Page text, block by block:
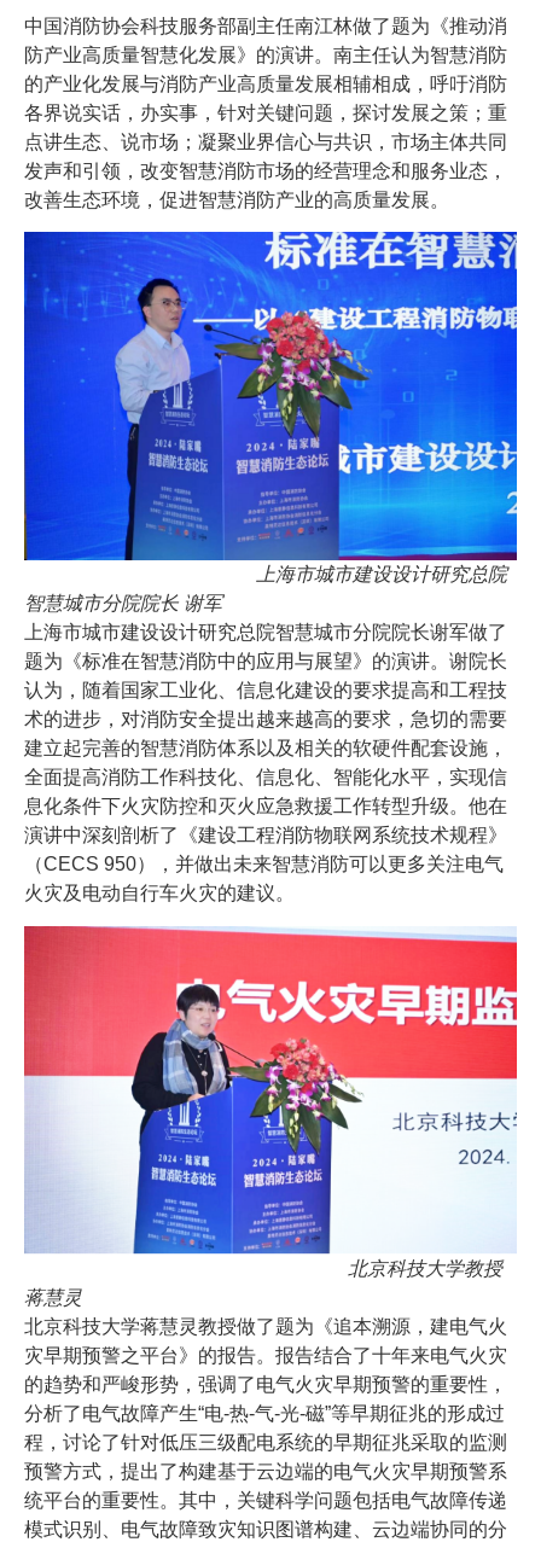
中国消防协会科技服务部副主任南江林做了题为《推动消
防产业高质量智慧化发展》的演讲。南主任认为智慧消防
的产业化发展与消防产业高质量发展相辅相成，呼吁消防
各界说实话，办实事，针对关键问题，探讨发展之策；重
点讲生态、说市场；凝聚业界信心与共识，市场主体共同
发声和引领，改变智慧消防市场的经营理念和服务业态，
改善生态环境，促进智慧消防产业的高质量发展。
上海市城市建设设计研究总院
智慧城市分院院长 谢军
上海市城市建设设计研究总院智慧城市分院院长谢军做了
题为《标准在智慧消防中的应用与展望》的演讲。谢院长
认为，随着国家工业化、信息化建设的要求提高和工程技
术的进步，对消防安全提出越来越高的要求，急切的需要
建立起完善的智慧消防体系以及相关的软硬件配套设施，
全面提高消防工作科技化、信息化、智能化水平，实现信
息化条件下火灾防控和灭火应急救援工作转型升级。他在
演讲中深刻剖析了《建设工程消防物联网系统技术规程》
（CECS 950），并做出未来智慧消防可以更多关注电气
火灾及电动自行车火灾的建议。
北京科技大学教授
蒋慧灵
北京科技大学蒋慧灵教授做了题为《追本溯源，建电气火
灾早期预警之平台》的报告。报告结合了十年来电气火灾
的趋势和严峻形势，强调了电气火灾早期预警的重要性，
分析了电气故障产生“电-热-气-光-磁”等早期征兆的形成过
程，讨论了针对低压三级配电系统的早期征兆采取的监测
预警方式，提出了构建基于云边端的电气火灾早期预警系
统平台的重要性。其中，关键科学问题包括电气故障传递
模式识别、电气故障致灾知识图谱构建、云边端协同的分